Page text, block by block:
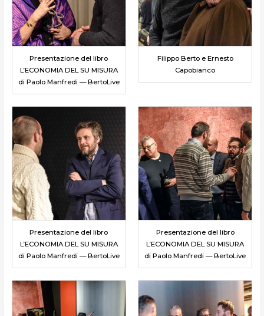
Presentazione del libro
L’ECONOMIA DEL SU MISURA
di Paolo Manfredi — BertoLive
Filippo Berto e Ernesto
Capobianco
Presentazione del libro
L’ECONOMIA DEL SU MISURA
di Paolo Manfredi — BertoLive
Presentazione del libro
L’ECONOMIA DEL SU MISURA
di Paolo Manfredi — BertoLive